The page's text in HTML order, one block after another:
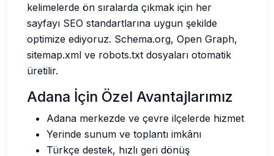
kelimelerde ön sıralarda çıkmak için her
sayfayı SEO standartlarına uygun şekilde
optimize ediyoruz. Schema.org, Open Graph,
sitemap.xml ve robots.txt dosyaları otomatik
üretilir.
Adana İçin Özel Avantajlarımız
Adana merkezde ve çevre ilçelerde hizmet
Yerinde sunum ve toplantı imkânı
Türkçe destek, hızlı geri dönüş